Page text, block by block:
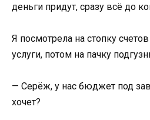
деньги придут, сразу всё до
Я посмотрела на стопку
услуги, потом на пачку
— Серёж, у нас бюджет под
хочет?